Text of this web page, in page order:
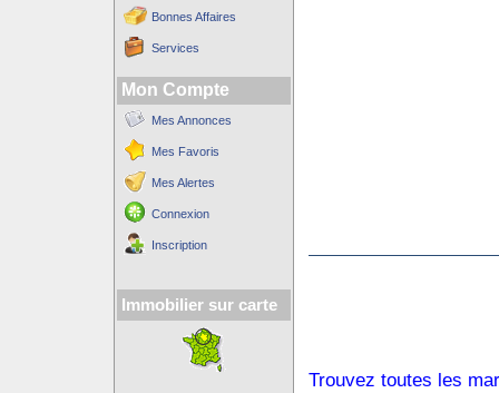
Bonnes Affaires
Services
Mon Compte
Mes Annonces
Mes Favoris
Mes Alertes
Connexion
Inscription
Immobilier sur carte
Trouvez toutes les